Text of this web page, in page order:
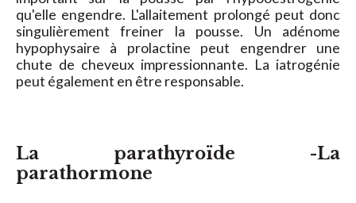
qu'elle engendre. L'allaitement prolongé peut donc
singulièrement freiner la pousse. Un adénome
hypophysaire à prolactine peut engendrer une
chute de cheveux impressionnante. La iatrogénie
peut également en être responsable.
La parathyroïde -La
parathormone